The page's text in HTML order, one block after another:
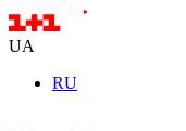
UA
RU